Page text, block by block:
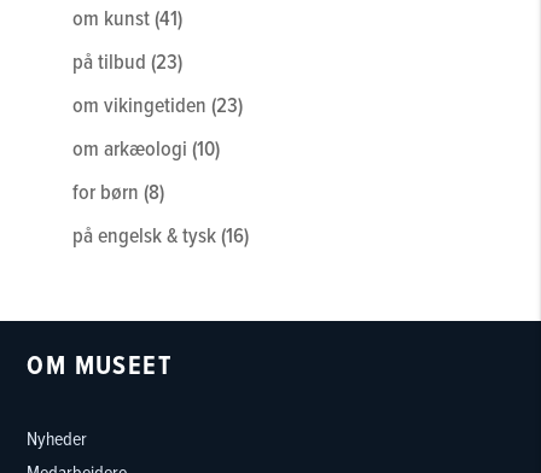
om kunst 4141
varer
på tilbud 2323
varer
om vikingetiden 2323
om arkæologi 1010
for børn 88
varer
på engelsk & tysk 1616
OM MUSEET
Nyheder